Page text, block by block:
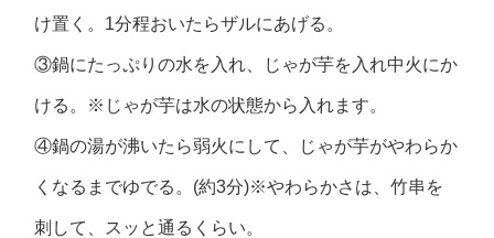
け置く。1分程おいたらザルにあげる。
③鍋にたっぷりの水を入れ、じゃが芋を入れ中火にか
ける。※じゃが芋は水の状態から入れます。
④鍋の湯が沸いたら弱火にして、じゃが芋がやわらか
くなるまでゆでる。(約3分)※やわらかさは、竹串を
刺して、スッと通るくらい。